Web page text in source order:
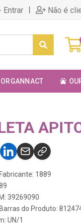
Entrar | Não é
ORGANNACT
1889
39269090
do Produto:
UN/1